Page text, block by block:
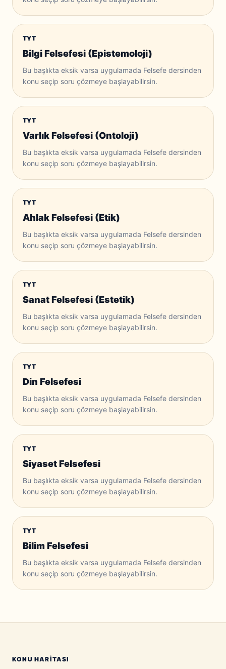
TYT
Bilgi Felsefesi (Epistemoloji)
Bu başlıkta eksik varsa uygulamada Felsefe dersinden
konu seçip soru çözmeye başlayabilirsin.
TYT
Varlık Felsefesi (Ontoloji)
Bu başlıkta eksik varsa uygulamada Felsefe dersinden
konu seçip soru çözmeye başlayabilirsin.
TYT
Ahlak Felsefesi (Etik)
Bu başlıkta eksik varsa uygulamada Felsefe dersinden
konu seçip soru çözmeye başlayabilirsin.
TYT
Sanat Felsefesi (Estetik)
Bu başlıkta eksik varsa uygulamada Felsefe dersinden
konu seçip soru çözmeye başlayabilirsin.
TYT
Din Felsefesi
Bu başlıkta eksik varsa uygulamada Felsefe dersinden
konu seçip soru çözmeye başlayabilirsin.
TYT
Siyaset Felsefesi
Bu başlıkta eksik varsa uygulamada Felsefe dersinden
konu seçip soru çözmeye başlayabilirsin.
TYT
Bilim Felsefesi
Bu başlıkta eksik varsa uygulamada Felsefe dersinden
konu seçip soru çözmeye başlayabilirsin.
KONU HARITASI